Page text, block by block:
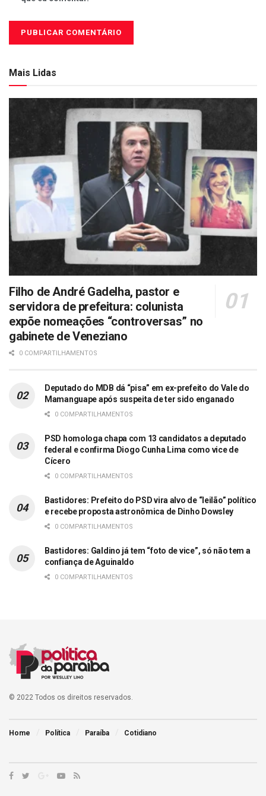
Mais Lidas
Filho de André Gadelha, pastor e
servidora de prefeitura: colunista
expõe nomeações “controversas” no
gabinete de Veneziano
0 COMPARTILHAMENTOS
Deputado do MDB dá “pisa” em ex-prefeito do Vale do
Mamanguape após suspeita de ter sido enganado
0 COMPARTILHAMENTOS
PSD homologa chapa com 13 candidatos a deputado
federal e confirma Diogo Cunha Lima como vice de
Cícero
0 COMPARTILHAMENTOS
Bastidores: Prefeito do PSD vira alvo de “leilão” político
e recebe proposta astronômica de Dinho Dowsley
0 COMPARTILHAMENTOS
Bastidores: Galdino já tem “foto de vice”, só não tem a
confiança de Aguinaldo
0 COMPARTILHAMENTOS
© 2022 Todos os direitos reservados.
Home Política Paraíba Cotidiano